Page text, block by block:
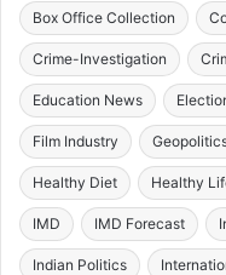
Box Office Collection
Crime-Investigation
Education News
Film Industry
Healthy Diet Healthy
IMD IMD Forecast
Indian Politics